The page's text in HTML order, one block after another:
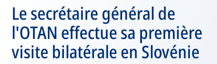
Le secrétaire général de
l'OTAN effectue sa première
visite bilatérale en Slovénie